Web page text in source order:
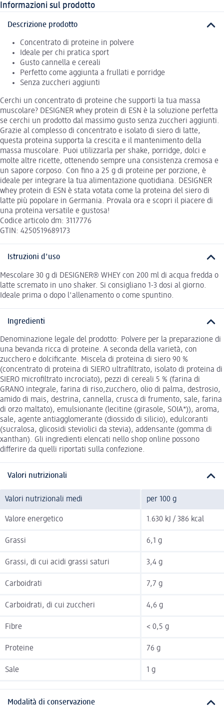
Informazioni sul prodotto
Descrizione prodotto
Concentrato di proteine in polvere
Ideale per chi pratica sport
Gusto cannella e cereali
Perfetto come aggiunta a frullati e porridge
Senza zuccheri aggiunti
Cerchi un concentrato di proteine che supporti la tua massa
muscolare? DESIGNER whey protein di ESN è la soluzione perfetta
se cerchi un prodotto dal massimo gusto senza zuccheri aggiunti.
Grazie al complesso di concentrato e isolato di siero di latte,
questa proteina supporta la crescita e il mantenimento della
massa muscolare. Puoi utilizzarla per shake, porridge, dolci e
molte altre ricette, ottenendo sempre una consistenza cremosa e
un sapore corposo. Con fino a 25 g di proteine per porzione, è
ideale per integrare la tua alimentazione quotidiana. DESIGNER
whey protein di ESN è stata votata come la proteina del siero di
latte più popolare in Germania. Provala ora e scopri il piacere di
una proteina versatile e gustosa!
Codice articolo dm: 3117776
GTIN: 4250519689173
Istruzioni d'uso
Mescolare 30 g di DESIGNER® WHEY con 200 ml di acqua fredda o
latte scremato in uno shaker. Si consigliano 1-3 dosi al giorno.
Ideale prima o dopo l'allenamento o come spuntino.
Ingredienti
Denominazione legale del prodotto: Polvere per la preparazione di
una bevanda ricca di proteine. A seconda della varietà, con
zucchero e dolcificante. Miscela di proteina di siero 90 %
(concentrato di proteina di SIERO ultrafiltrato, isolato di proteina di
SIERO microfiltrato incrociato), pezzi di cereali 5 % (farina di
GRANO integrale, farina di riso,zucchero, olio di palma, destrosio,
amido di mais, destrina, cannella, crusca di frumento, sale, farina
di orzo maltato), emulsionante (lecitine (girasole, SOIA*)), aroma,
sale, agente antiagglomerante (diossido di silicio), edulcoranti
(sucralosa, glicosidi steviolici da stevia), addensante (gomma di
xanthan). Gli ingredienti elencati nello shop online possono
differire da quelli riportati sulla confezione.
Valori nutrizionali
Valori nutrizionali medi per 100 g
Valore energetico 1.630 kJ / 386 kcal
Grassi 6,1 g
Grassi, di cui acidi grassi saturi 3,4 g
Carboidrati 7,7 g
Carboidrati, di cui zuccheri 4,6 g
Fibre < 0,5 g
Proteine 76 g
Sale 1 g
Modalità di conservazione